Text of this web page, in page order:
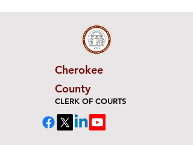
Cherokee
County
CLERK OF COURTS